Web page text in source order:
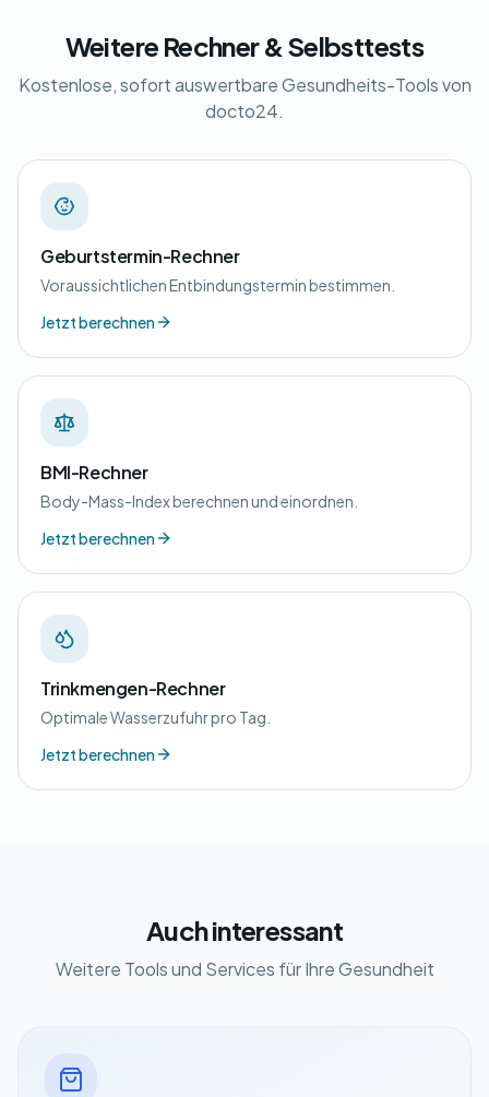
Weitere Rechner & Selbsttests
Kostenlose, sofort auswertbare Gesundheits-Tools von
docto24.
Geburtstermin-Rechner
Voraussichtlichen Entbindungstermin bestimmen.
Jetzt berechnen
BMI-Rechner
Body-Mass-Index berechnen und einordnen.
Jetzt berechnen
Trinkmengen-Rechner
Optimale Wasserzufuhr pro Tag.
Jetzt berechnen
Auch interessant
Weitere Tools und Services für Ihre Gesundheit